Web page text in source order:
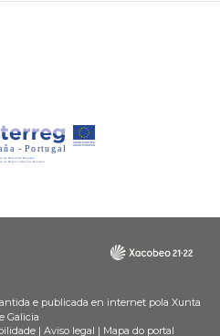
Galicia
e publicada en internet pola Xunta
Galicia
| Aviso legal | Mapa do portal